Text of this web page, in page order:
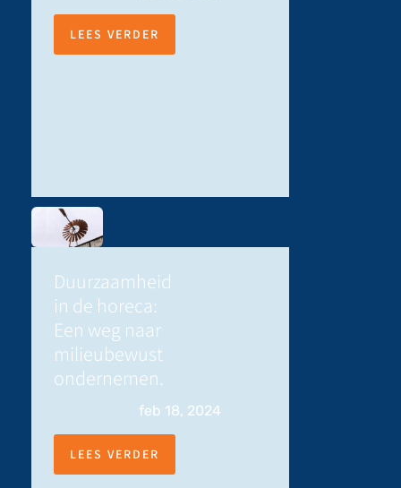
LEES VERDER
Duurzaamheid
in de horeca:
Een weg naar
milieubewust
ondernemen.
feb 18, 2024
LEES VERDER